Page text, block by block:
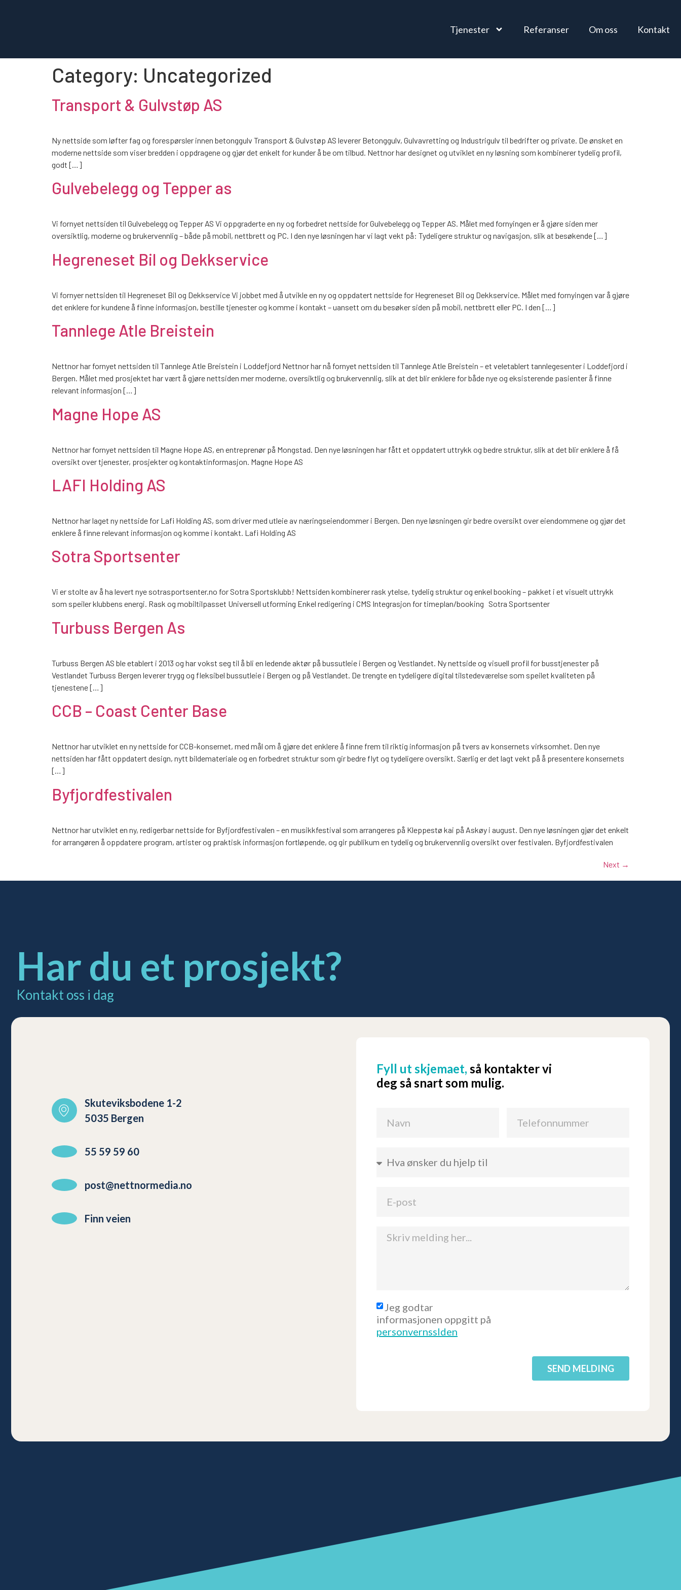
Tjenester Referanser Om oss Kontakt
Category: Uncategorized
Transport & Gulvstøp AS
Ny nettside som løfter fag og forespørsler innen betonggulv Transport & Gulvstøp AS leverer Betonggulv, Gulvavretting og Industrigulv til bedrifter og private. De ønsket en
moderne nettside som viser bredden i oppdragene og gjør det enkelt for kunder å be om tilbud. Nettnor har designet og utviklet en ny løsning som kombinerer tydelig profil,
godt […]
Gulvebelegg og Tepper as
Vi fornyet nettsiden til Gulvebelegg og Tepper AS Vi oppgraderte en ny og forbedret nettside for Gulvebelegg og Tepper AS. Målet med fornyingen er å gjøre siden mer
oversiktlig, moderne og brukervennlig – både på mobil, nettbrett og PC. I den nye løsningen har vi lagt vekt på: Tydeligere struktur og navigasjon, slik at besøkende […]
Hegreneset Bil og Dekkservice
Vi fornyer nettsiden til Hegreneset Bil og Dekkservice Vi jobbet med å utvikle en ny og oppdatert nettside for Hegreneset Bil og Dekkservice. Målet med fornyingen var å gjøre
det enklere for kundene å finne informasjon, bestille tjenester og komme i kontakt – uansett om du besøker siden på mobil, nettbrett eller PC. I den […]
Tannlege Atle Breistein
Nettnor har fornyet nettsiden til Tannlege Atle Breistein i Loddefjord Nettnor har nå fornyet nettsiden til Tannlege Atle Breistein – et veletablert tannlegesenter i Loddefjord i
Bergen. Målet med prosjektet har vært å gjøre nettsiden mer moderne, oversiktlig og brukervennlig, slik at det blir enklere for både nye og eksisterende pasienter å finne
relevant informasjon […]
Magne Hope AS
Nettnor har fornyet nettsiden til Magne Hope AS, en entreprenør på Mongstad. Den nye løsningen har fått et oppdatert uttrykk og bedre struktur, slik at det blir enklere å få
oversikt over tjenester, prosjekter og kontaktinformasjon. Magne Hope AS
LAFI Holding AS
Nettnor har laget ny nettside for Lafi Holding AS, som driver med utleie av næringseiendommer i Bergen. Den nye løsningen gir bedre oversikt over eiendommene og gjør det
enklere å finne relevant informasjon og komme i kontakt. Lafi Holding AS
Sotra Sportsenter
Vi er stolte av å ha levert nye sotrasportsenter.no for Sotra Sportsklubb! Nettsiden kombinerer rask ytelse, tydelig struktur og enkel booking – pakket i et visuelt uttrykk
som speiler klubbens energi. Rask og mobiltilpasset Universell utforming Enkel redigering i CMS Integrasjon for timeplan/booking Sotra Sportsenter
Turbuss Bergen As
Turbuss Bergen AS ble etablert i 2013 og har vokst seg til å bli en ledende aktør på bussutleie i Bergen og Vestlandet. Ny nettside og visuell profil for busstjenester på
Vestlandet Turbuss Bergen leverer trygg og fleksibel bussutleie i Bergen og på Vestlandet. De trengte en tydeligere digital tilstedeværelse som speilet kvaliteten på
tjenestene […]
CCB – Coast Center Base
Nettnor har utviklet en ny nettside for CCB-konsernet, med mål om å gjøre det enklere å finne frem til riktig informasjon på tvers av konsernets virksomhet. Den nye
nettsiden har fått oppdatert design, nytt bildemateriale og en forbedret struktur som gir bedre flyt og tydeligere oversikt. Særlig er det lagt vekt på å presentere konsernets
[…]
Byfjordfestivalen
Nettnor har utviklet en ny, redigerbar nettside for Byfjordfestivalen – en musikkfestival som arrangeres på Kleppestø kai på Askøy i august. Den nye løsningen gjør det enkelt
for arrangøren å oppdatere program, artister og praktisk informasjon fortløpende, og gir publikum en tydelig og brukervennlig oversikt over festivalen. Byfjordfestivalen
Next →
Har du et prosjekt?
Kontakt oss i dag
Skuteviksbodene 1-2
5035 Bergen
55 59 59 60
post@nettnormedia.no
Finn veien
Fyll ut skjemaet, så kontakter vi
deg så snart som mulig.
Jeg godtar
informasjonen oppgitt på
personvernsslden
SEND MELDING